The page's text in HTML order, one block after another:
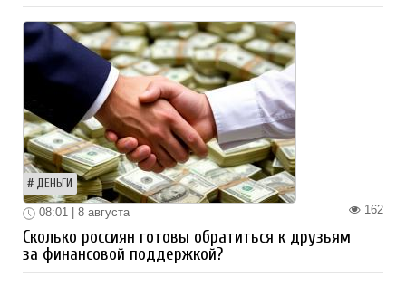
ДЕНЬГИ
162
08:01 | 8 августа
Сколько россиян готовы обратиться к друзьям
за финансовой поддержкой?